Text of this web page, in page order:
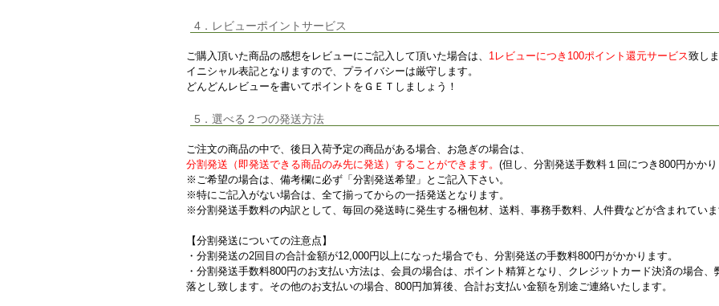
4．レビューポイントサービス
ご購入頂いた商品の感想をレビューにご記入して頂いた場合は、 1レビューにつき100ポイント還元サービス致しま
イニシャル表記となりますので、プライバシーは厳守します。
どんどんレビューを書いてポイントをＧＥＴしましょう！
5．選べる２つの発送方法
ご注文の商品の中で、後日入荷予定の商品がある場合、お急ぎの場合は、
分割発送（即発送できる商品のみ先に発送）することができます。 (但し、分割発送手数料１回につき800円かかり
※ご希望の場合は、備考欄に必ず「分割発送希望」とご記入下さい。
※特にご記入がない場合は、全て揃ってからの一括発送となります。
※分割発送手数料の内訳として、毎回の発送時に発生する梱包材、送料、事務手数料、人件費などが含まれていま
【分割発送についての注意点】
・分割発送の2回目の合計金額が12,000円以上になった場合でも、分割発送の手数料800円がかかります。
・分割発送手数料800円のお支払い方法は、会員の場合は、ポイント精算となり、クレジットカード決済の場合、
落とし致します。その他のお支払いの場合、800円加算後、合計お支払い金額を別途ご連絡いたします。